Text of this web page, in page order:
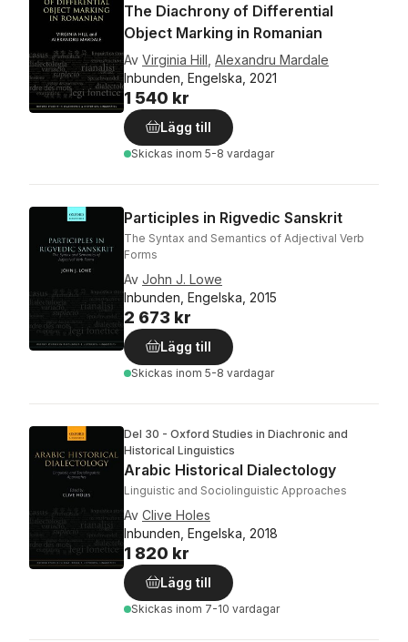
The Diachrony of Differential
Object Marking in Romanian
Av Virginia Hill Alexandru Mardale
Inbunden, Engelska, 2021
1 540 kr
Lägg till
Skickas inom 5-8 vardagar
Participles in Rigvedic Sanskrit
The Syntax and Semantics of Adjectival Verb
Forms
Av John J. Lowe
Inbunden, Engelska, 2015
2 673 kr
Lägg till
Skickas inom 5-8 vardagar
Del 30 - Oxford Studies in Diachronic and
Historical Linguistics
Arabic Historical Dialectology
Linguistic and Sociolinguistic Approaches
Av Clive Holes
Inbunden, Engelska, 2018
1 820 kr
Lägg till
Skickas inom 7-10 vardagar